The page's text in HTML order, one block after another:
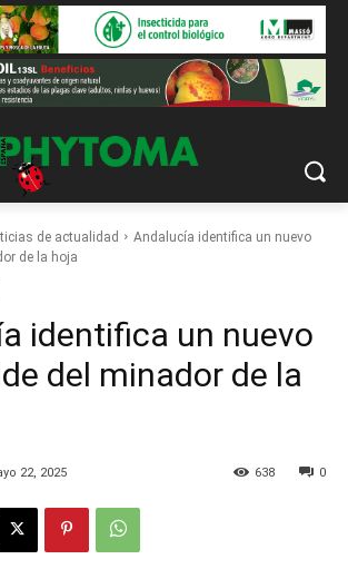
de actualidad
Andalucía identifica un nuevo
de la hoja
identifica un nuevo
del minador de la
22, 2025 0
638